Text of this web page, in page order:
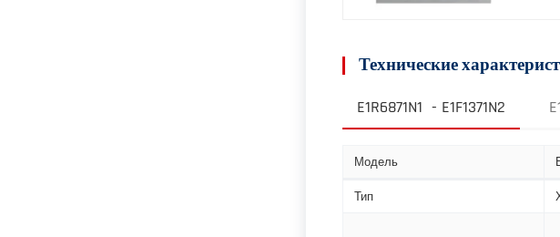
Технические
E1R6871N1 - E1F1371N2
Модель
Тип